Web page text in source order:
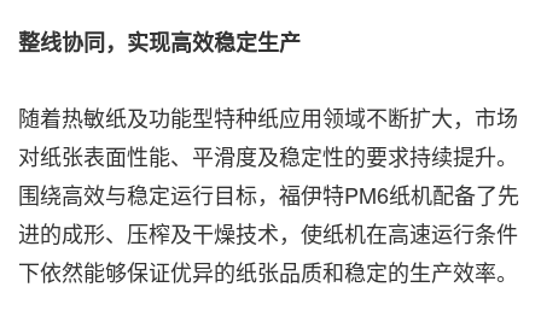
整线协同，实现高效稳定生产
随着热敏纸及功能型特种纸应用领域不断扩大，市场
对纸张表面性能、平滑度及稳定性的要求持续提升。
围绕高效与稳定运行目标，福伊特PM6纸机配备了先
进的成形、压榨及干燥技术，使纸机在高速运行条件
下依然能够保证优异的纸张品质和稳定的生产效率。